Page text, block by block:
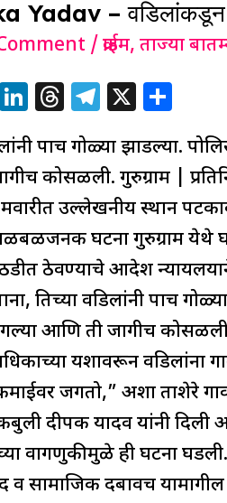
– वडिलांकडून
/क्राईम,ताज्या
W Li
k
e
dI
n
T
h
re
a
d
s
T
e
g
ra
m
X
ar
e
पाच गोळ्या झाडल्या.
कोसळली. गुरुग्राम |
उल्लेखनीय स्थान
घटना गुरुग्राम येथे
ठेवण्याचे आदेश
तिच्या वडिलांनी पाच
आणि ती जागीच
यशावरून वडिलांना
जगतो,” अशा ताशेरे
दीपक यादव यांनी दिली
वागणुकीमुळे ही घटना
व सामाजिक दबावच